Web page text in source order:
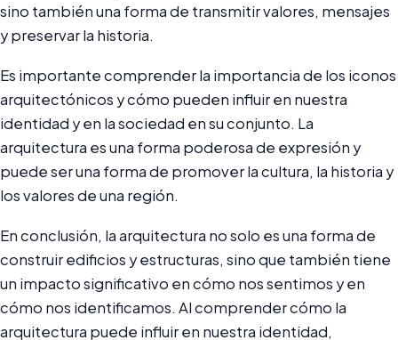
sino también una forma de transmitir valores, mensajes
y preservar la historia.
Es importante comprender la importancia de los iconos
arquitectónicos y cómo pueden influir en nuestra
identidad y en la sociedad en su conjunto. La
arquitectura es una forma poderosa de expresión y
puede ser una forma de promover la cultura, la historia y
los valores de una región.
En conclusión, la arquitectura no solo es una forma de
construir edificios y estructuras, sino que también tiene
un impacto significativo en cómo nos sentimos y en
cómo nos identificamos. Al comprender cómo la
arquitectura puede influir en nuestra identidad,